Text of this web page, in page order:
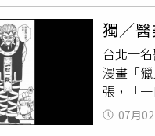
本利得
壽累計
同期增
（
蓄水池
期從這
國民黨
任政策
功能、
一審遭
付出犧
潮流出
獨／
台北一
漫畫「
張，「
管威脅
萬8千
07月